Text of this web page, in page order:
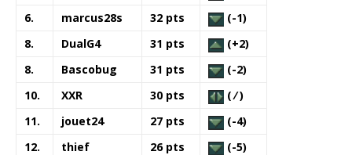
6.
marcus28s 32 pts
(-1)
8.
DualG4 31 pts
(+2)
8.
Bascobug 31 pts
(-2)
10.
XXR 30 pts
( ⁄ )
11.
jouet24 27 pts
(-4)
12.
thief 26 pts
(-5)